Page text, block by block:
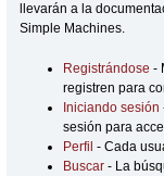
llevarán a la
Simple Machines.
Registrándose -
registren para
Iniciando sesión
sesión para
Perfil - Cada
Buscar - La